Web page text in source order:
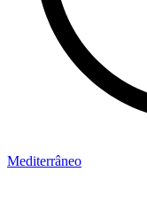
Mediterrâneo